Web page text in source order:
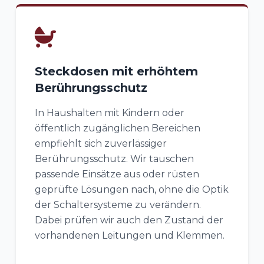
Steckdosen mit erhöhtem
Berührungsschutz
In Haushalten mit Kindern oder
öffentlich zugänglichen Bereichen
empfiehlt sich zuverlässiger
Berührungsschutz. Wir tauschen
passende Einsätze aus oder rüsten
geprüfte Lösungen nach, ohne die Optik
der Schaltersysteme zu verändern.
Dabei prüfen wir auch den Zustand der
vorhandenen Leitungen und Klemmen.